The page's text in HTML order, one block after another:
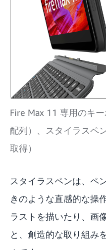
Fire Max 11 専用のキ
配列）、スタイラスペ
取得）
スタイラスペンは、ペ
きのような直感的な操
ラストを描いたり、画
と、創造的な取り組み